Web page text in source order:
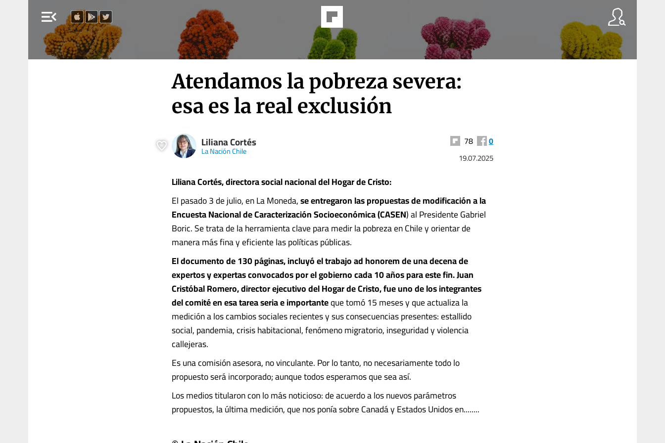
menu_open
Atendamos la pobreza severa:
esa es la real exclusión
Liliana Cortés
La Nación Chile
78 0
19.07.2025
Liliana Cortés, directora social nacional del Hogar de Cristo:
El pasado 3 de julio, en La Moneda,se entregaron las propuestas de modificación a la
Encuesta Nacional de Caracterización Socioeconómica (CASEN) al Presidente Gabriel
Boric. Se trata de la herramienta clave para medir la pobreza en Chile y orientar de
manera más fina y eficiente las políticas públicas.
El documento de 130 páginas, incluyó el trabajo ad honorem de una decena de
expertos y expertas convocados por el gobierno cada 10 años para este fin. Juan
Cristóbal Romero, director ejecutivo del Hogar de Cristo, fue uno de los integrantes
del comité en esa tarea seria e importanteque tomó 15 meses y que actualiza la
medición a los cambios sociales recientes y sus consecuencias presentes: estallido
social, pandemia, crisis habitacional, fenómeno migratorio, inseguridad y violencia
callejeras.
Es una comisión asesora, no vinculante. Por lo tanto, no necesariamente todo lo
propuesto será incorporado; aunque todos esperamos que sea así.
Los medios titularon con lo más noticioso: de acuerdo a los nuevos parámetros
propuestos, la última medición, que nos ponía sobre Canadá y Estados Unidos en........